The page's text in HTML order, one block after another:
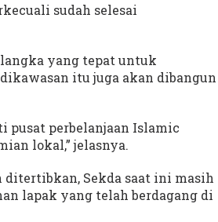
sudah selesai
yang tepat untuk
itu juga akan dibangun
pusat perbelanjaan Islamic
lokal,” jelasnya.
ditertibkan, Sekda saat ini masih
lapak yang telah berdagang di